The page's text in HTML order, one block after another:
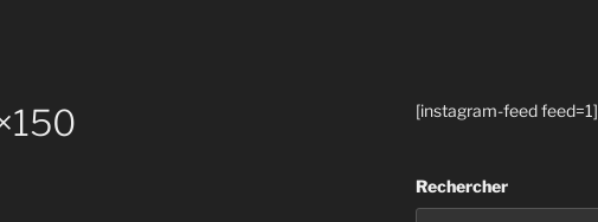
[instagram-feed feed=1]
Rechercher